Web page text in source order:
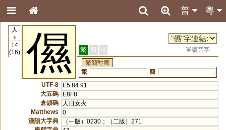
粵
普
人
9
14
(16)
儑 繁 簡 港
單讀音字
繁簡對應
繁
簡
UTF-8
E5 84 91
大五碼
E8F8
倉頡碼
人日女火
Matthews
0
漢語大字典
（一版）0230；（二版）271